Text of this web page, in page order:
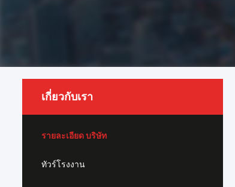
เกี่ยวกับเรา
รายละเอียด บริษัท
ทัวร์โรงงาน